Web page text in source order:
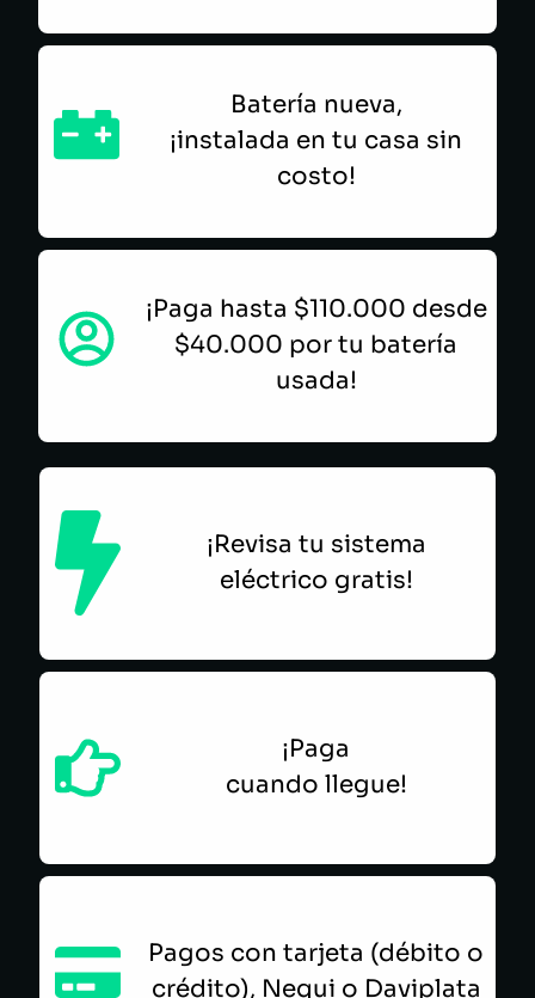
Batería nueva,
¡instalada en tu casa sin
costo!
¡Paga hasta $110.000 desde
$40.000 por tu batería
usada!
¡Revisa tu sistema
eléctrico gratis!
¡Paga
cuando llegue!
Pagos con tarjeta (débito o
crédito), Nequi o Daviplata